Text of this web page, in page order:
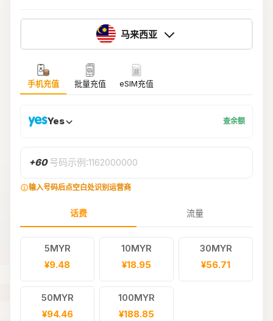
马来西亚
手机充值 批量充值 eSIM充值
Yes 查余额
+60 号码示例:1162000000
输入号码后点空白处识别运营商
话费 流量
5MYR
¥9.48
10MYR
¥18.95
30MYR
¥56.71
50MYR
¥94.46
100MYR
¥188.85